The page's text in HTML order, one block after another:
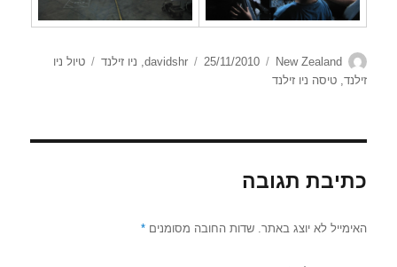
מחבר davidshr
פורסם 25/11/2010
קטגוריות New Zealand
, ניו זילנד תגיות
טיול ניו
זילנד,טיסה ניו זילנד
כתיבת תגובה
האימייל לא יוצג באתר. שדות החובה מסומנים*